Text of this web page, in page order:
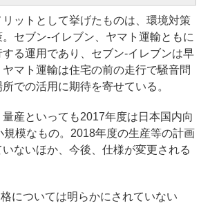
ットとして挙げたものは、環境対策
セブン-イレブン、ヤマト運輸ともに
る運用であり、セブン-イレブンは早
マト運輸は住宅の前の走行で騒音問
での活用に期待を寄せている。
産といっても2017年度は日本国内向
規模なもの。2018年度の生産等の計画
ないほか、今後、仕様が変更される
については明らかにされていない